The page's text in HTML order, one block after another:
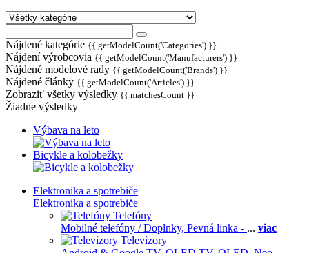
Nájdené kategórie {{ getModelCount('Categories') }}
Nájdení výrobcovia {{ getModelCount('Manufacturers') }}
Nájdené modelové rady {{ getModelCount('Brands') }}
Nájdené články {{ getModelCount('Articles') }}
Zobraziť všetky výsledky {{ matchesCount }}
Žiadne výsledky
Výbava na leto
Bicykle a kolobežky
Elektronika a spotrebiče
Elektronika a spotrebiče
Telefóny
Mobilné telefóny / Doplnky, Pevná linka - ... viac
Televízory